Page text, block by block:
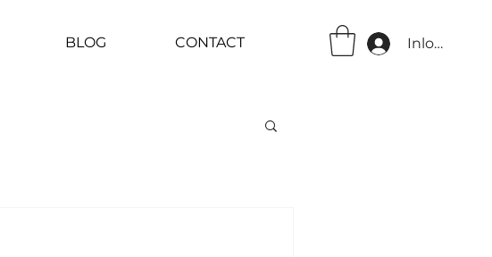
BLOG CONTACT Inloggen